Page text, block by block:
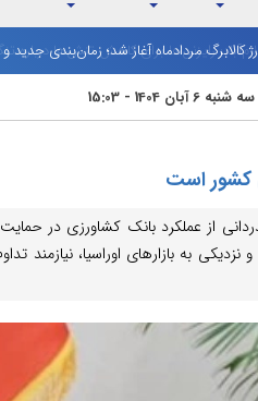
کالابرگ مردادماه آغاز شد؛ زمان‌بندی جدید و
سه شنبه 6 آبان 1404 - 15:03
کشور است
از عملکرد بانک کشاورزی در
به بازارهای اوراسیا، نیازمند